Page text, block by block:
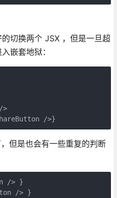
切换两个 JSX ，但是一旦超
嵌套地狱：
>
/>}
但是也会有一些重复的判断
/> }
/> }